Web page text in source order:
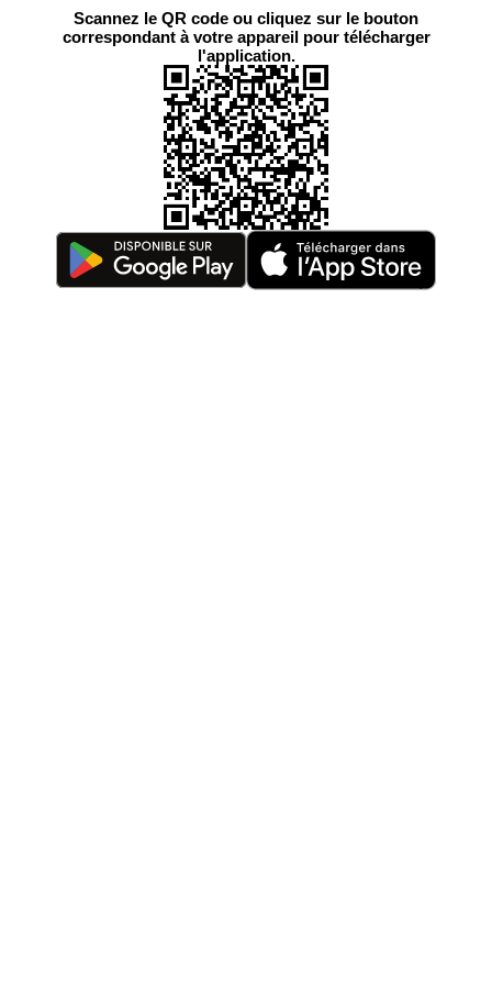
Scannez le QR code ou cliquez sur le bouton
correspondant à votre appareil pour télécharger
l'application.